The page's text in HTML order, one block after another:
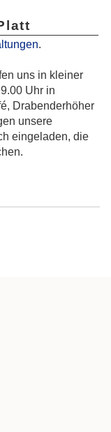
.
uns in kleiner
Uhr in
Drabenderhöher
unsere
eingeladen, die